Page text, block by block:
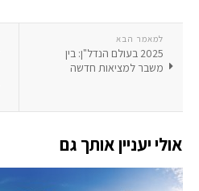
למאמר הבא
2025 בעולם הנדל"ן: בין
משבר למציאות חדשה
אולי יעניין אותך גם